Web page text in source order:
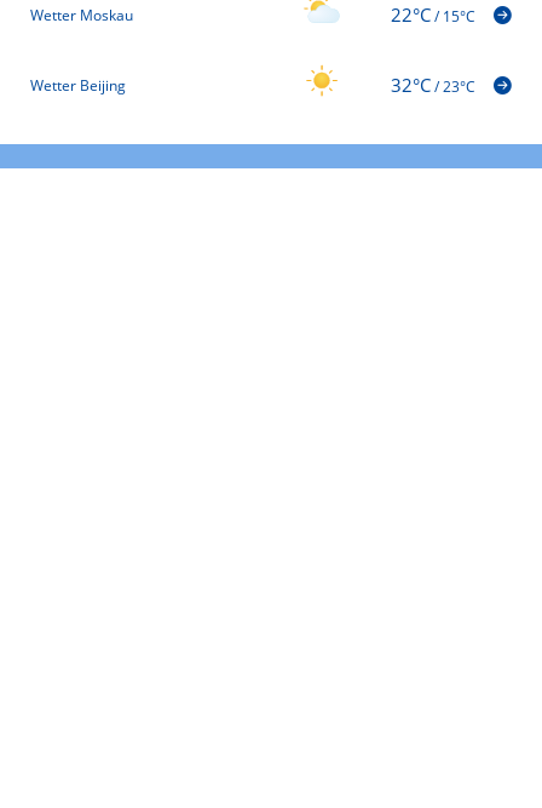
Wetter Moskau 22°C/15°C
Wetter Beijing 32°C/23°C